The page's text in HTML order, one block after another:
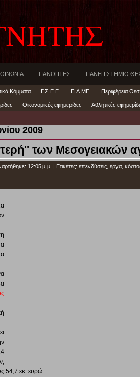
ΠΑΝΟΠΤΗΣ ΠΑΝΕΠΙΣΤΗΜΙΟ
Κόμματα Γ.Σ.Ε.Ε. Π.Α.ΜΕ. Περιφέρεια
Οικονομικές εφημερίδες Αθλητικές
2009
των Μεσογειακών
12:05 μ.μ. | Ετικέτες: επενδύσεις έργα
54,7 εκ. ευρώ.